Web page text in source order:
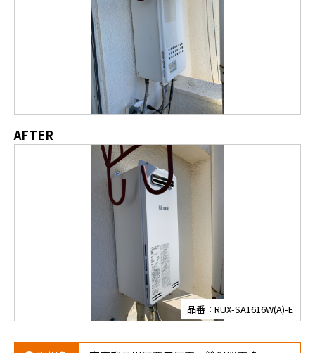
AFTER
品番：RUX-SA1616W(A)-E